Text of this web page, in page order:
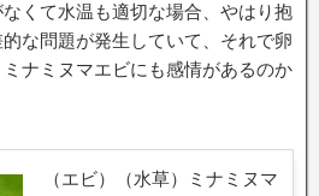
くて水温も適切な場合、やはり抱
な問題が発生していて、それで卵
ナミヌマエビにも感情があるのか
（エビ）（水草）ミナミヌマ